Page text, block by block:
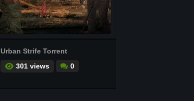
Urban Strife Torrent
301 views
0